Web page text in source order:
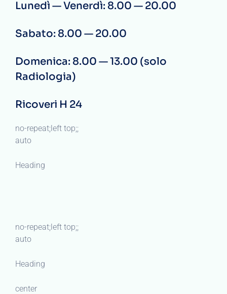
Lunedì — Venerdì: 8.00 — 20.00
Sabato: 8.00 — 20.00
Domenica: 8.00 — 13.00 (solo
Radiologia)
Ricoveri H 24
no-repeat;left top;;
auto
Heading
no-repeat;left top;;
auto
Heading
center